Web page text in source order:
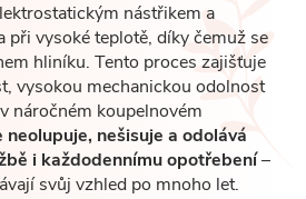
nástřikem a
při vysoké teplotě, díky čemuž se
hliníku. Tento proces zajišťuje
vysokou mechanickou odolnost
náročném koupelnovém
neolupuje, nešisuje a odolává
i každodennímu opotřebení–
svůj vzhled po mnoho let.